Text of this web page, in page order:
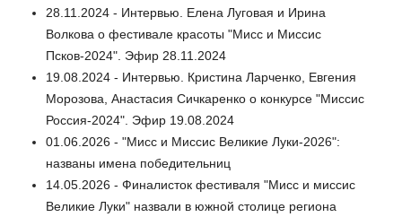
28.11.2024 - Интервью. Елена Луговая и Ирина
Волкова о фестивале красоты "Мисс и Миссис
Псков-2024". Эфир 28.11.2024
19.08.2024 - Интервью. Кристина Ларченко, Евгения
Морозова, Анастасия Сичкаренко о конкурсе "Миссис
Россия-2024". Эфир 19.08.2024
01.06.2026 - "Мисс и Миссис Великие Луки-2026":
названы имена победительниц
14.05.2026 - Финалисток фестиваля "Мисс и миссис
Великие Луки" назвали в южной столице региона